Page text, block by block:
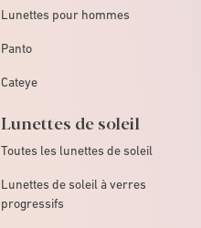
Lunettes pour hommes
Panto
Cateye
Lunettes de soleil
Toutes les lunettes de soleil
Lunettes de soleil à verres
progressifs